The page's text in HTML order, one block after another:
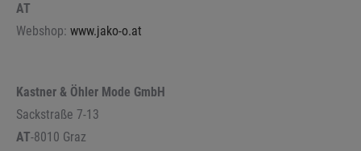
AT
Webshop: www.jako-o.at
Kastner & Öhler Mode GmbH
Sackstraße 7-13
AT-8010 Graz